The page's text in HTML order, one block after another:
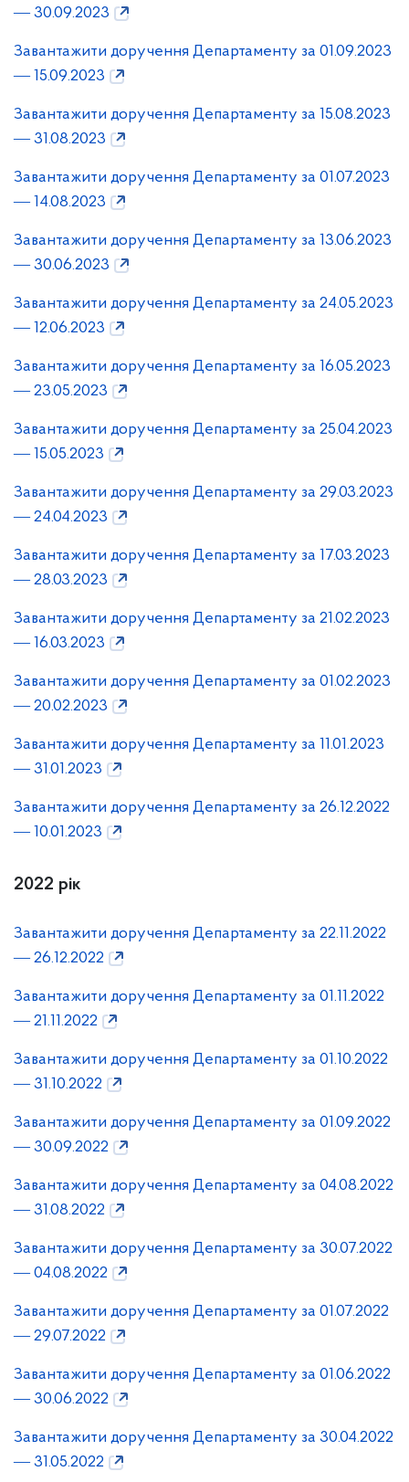
― 30.09.2023
Завантажити доручення Департаменту за 01.09.2023
― 15.09.2023
Завантажити доручення Департаменту за 15.08.2023
― 31.08.2023
Завантажити доручення Департаменту за 01.07.2023
― 14.08.2023
Завантажити доручення Департаменту за 13.06.2023
― 30.06.2023
Завантажити доручення Департаменту за 24.05.2023
― 12.06.2023
Завантажити доручення Департаменту за 16.05.2023
― 23.05.2023
Завантажити доручення Департаменту за 25.04.2023
― 15.05.2023
Завантажити доручення Департаменту за 29.03.2023
― 24.04.2023
Завантажити доручення Департаменту за 17.03.2023
― 28.03.2023
Завантажити доручення Департаменту за 21.02.2023
― 16.03.2023
Завантажити доручення Департаменту за 01.02.2023
― 20.02.2023
Завантажити доручення Департаменту за 11.01.2023
― 31.01.2023
Завантажити доручення Департаменту за 26.12.2022
― 10.01.2023
2022 рік
Завантажити доручення Департаменту за 22.11.2022
― 26.12.2022
Завантажити доручення Департаменту за 01.11.2022
― 21.11.2022
Завантажити доручення Департаменту за 01.10.2022
― 31.10.2022
Завантажити доручення Департаменту за 01.09.2022
― 30.09.2022
Завантажити доручення Департаменту за 04.08.2022
― 31.08.2022
Завантажити доручення Департаменту за 30.07.2022
― 04.08.2022
Завантажити доручення Департаменту за 01.07.2022
― 29.07.2022
Завантажити доручення Департаменту за 01.06.2022
― 30.06.2022
Завантажити доручення Департаменту за 30.04.2022
― 31.05.2022